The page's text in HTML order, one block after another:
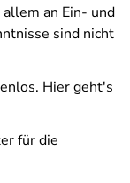
an Ein- und
sind nicht
Hier geht's
für die